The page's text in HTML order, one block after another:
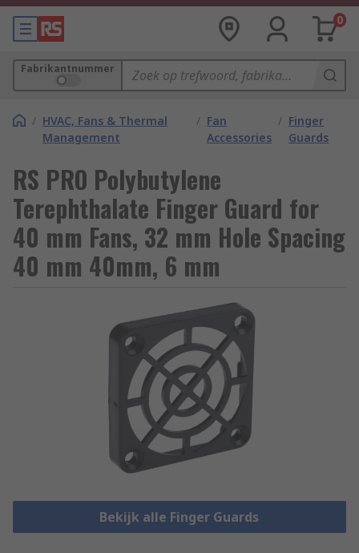
0
Fabrikantnummer
/ HVAC, Fans & Thermal
Management
/ Fan
Accessories
/ Finger
Guards
RS PRO Polybutylene
Terephthalate Finger Guard for
40 mm Fans, 32 mm Hole Spacing
40 mm 40mm, 6 mm
Bekijk alle Finger Guards